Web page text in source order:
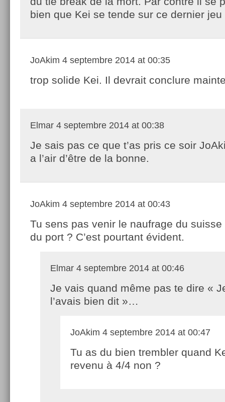
bien que Kei se tende sur ce dernier
JoAkim 4 septembre 2014 at 00:35
trop solide Kei. Il devrait conclure
Elmar 4 septembre 2014 at 00:38
Je sais pas ce que t’as pris ce soir
a l’air d’être de la bonne.
JoAkim 4 septembre 2014 at 00:43
Tu sens pas venir le naufrage du suisse
du port ? C’est pourtant évident.
Elmar 4 septembre 2014 at 00:46
Je vais quand même pas te dire «
l’avais bien dit »…
JoAkim 4 septembre 2014 at 00:47
Tu as du bien trembler quand
revenu à 4/4 non ?